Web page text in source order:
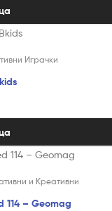
Играчки
и Креативни
114 – Geomag